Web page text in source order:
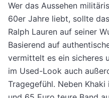
Wer das Aussehen
60er Jahre liebt, sollte
Ralph Lauren auf seiner
Basierend auf
vermittelt es ein sicheres
im Used-Look auch
Tragegefühl. Neben